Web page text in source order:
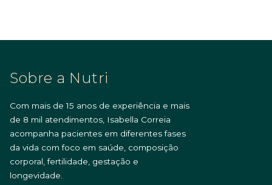
Sobre a Nutri
Com mais de 15 anos de experiência e mais
de 8 mil atendimentos, Isabella Correia
acompanha pacientes em diferentes fases
da vida com foco em saúde, composição
corporal, fertilidade, gestação e
longevidade.